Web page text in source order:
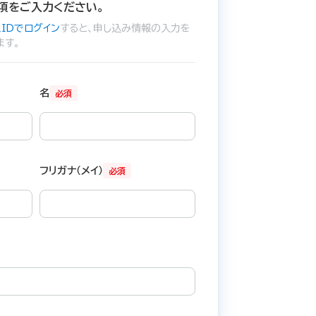
をご入力ください。
でログインすると、申し込み情報の入力を
。
必須
名
必須
フリガナ（メイ）